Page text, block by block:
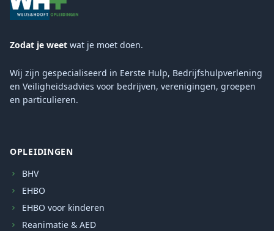
Zodat je weet wat je moet doen.
Wij zijn gespecialiseerd in Eerste Hulp, Bedrijfshulpverlening
en Veiligheidsadvies voor bedrijven, verenigingen, groepen
en particulieren.
OPLEIDINGEN
BHV
EHBO
EHBO voor kinderen
Reanimatie & AED